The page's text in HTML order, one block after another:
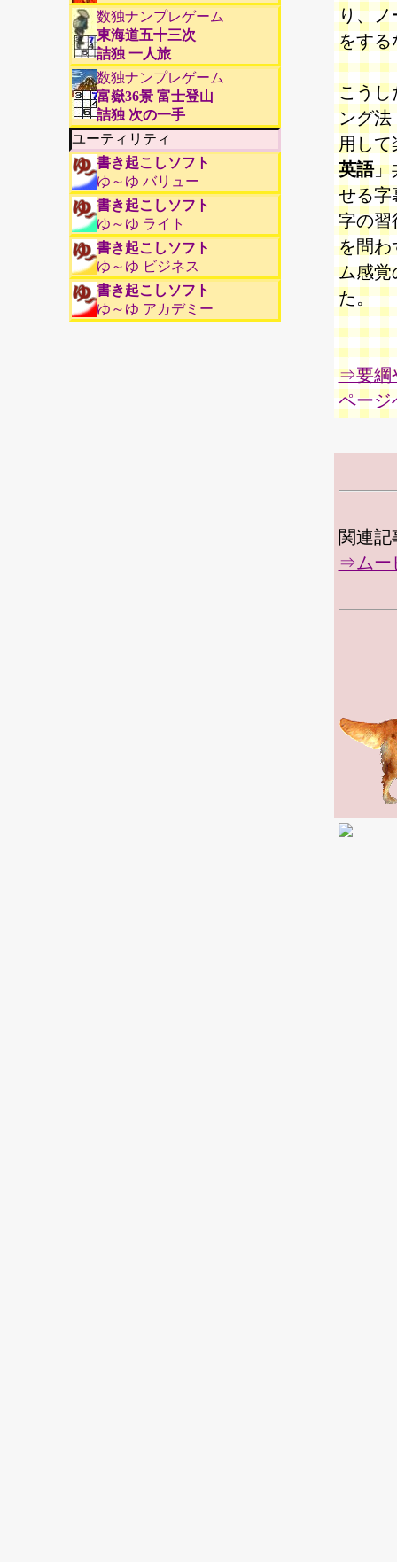
数独ナンプレゲーム
東海道五十三次
詰独 一人旅
数独ナンプレゲーム
富嶽36景 富士登山
詰独 次の一手
ユーティリティ
書き起こしソフト
ゆ～ゆ バリュー
書き起こしソフト
ゆ～ゆ ライト
書き起こしソフト
ゆ～ゆ ビジネス
書き起こしソフト
ゆ～ゆ アカデミー
り、ノ
をする
こうし
ング法
用して
英語」
せる字
字の習
を問わ
ム感覚
た。
⇒要綱
ページ
関連記
⇒ムー